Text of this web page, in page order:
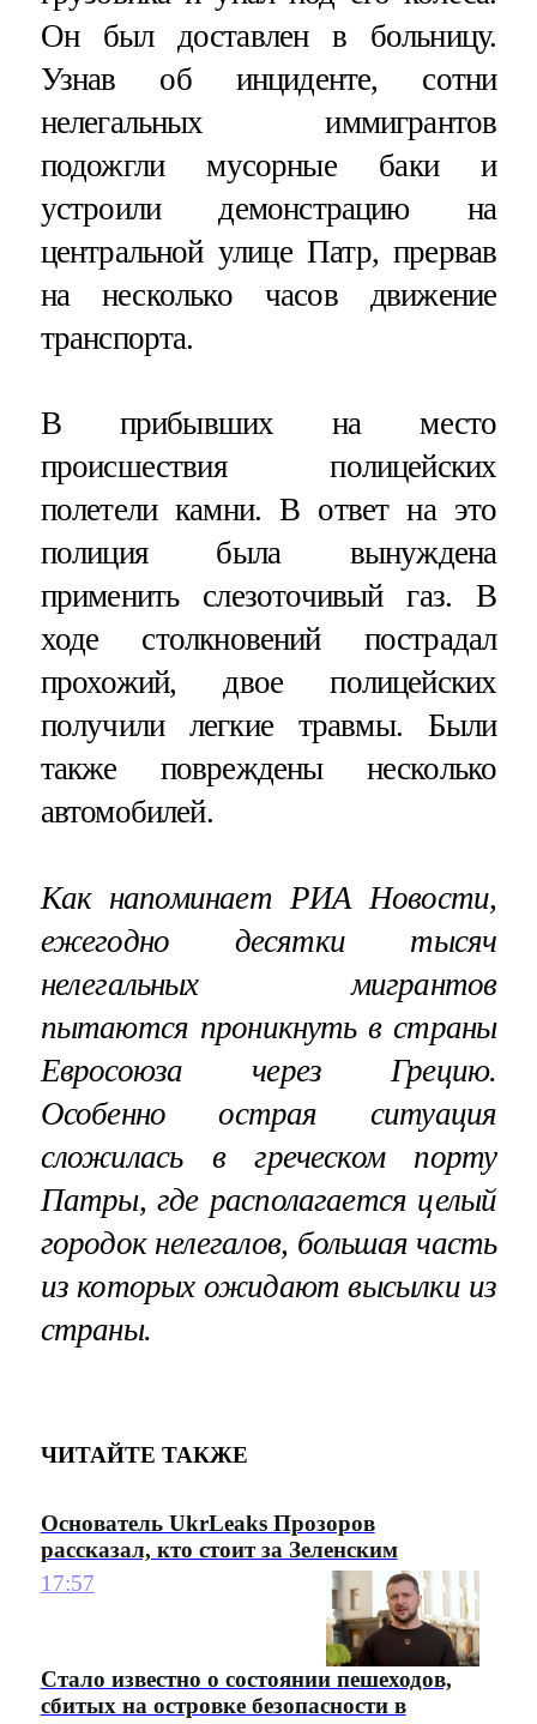
Он был доставлен в больницу.
Узнав об инциденте, сотни
нелегальных иммигрантов
подожгли мусорные баки и
устроили демонстрацию на
центральной улице Патр, прервав
на несколько часов движение
транспорта.
В прибывших на место
происшествия полицейских
полетели камни. В ответ на это
полиция была вынуждена
применить слезоточивый газ. В
ходе столкновений пострадал
прохожий, двое полицейских
получили легкие травмы. Были
также повреждены несколько
автомобилей.
Как напоминает РИА Новости,
ежегодно десятки тысяч
нелегальных мигрантов
пытаются проникнуть в страны
Евросоюза через Грецию.
Особенно острая ситуация
сложилась в греческом порту
Патры, где располагается целый
городок нелегалов, большая часть
из которых ожидают высылки из
страны.
ЧИТАЙТЕ ТАКЖЕ
Основатель UkrLeaks Прозоров
рассказал, кто стоит за Зеленским
17:57
Стало известно о состоянии пешеходов,
сбитых на островке безопасности в